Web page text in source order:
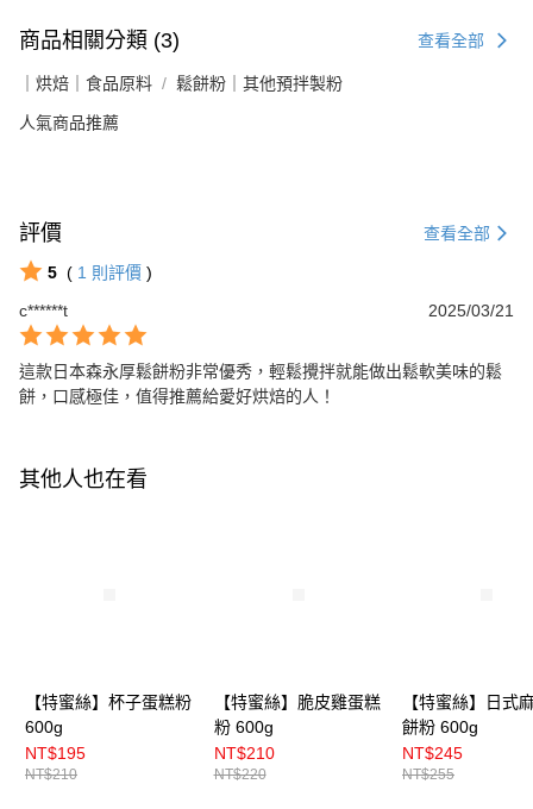
商品相關分類 (3) 查看全部
｜烘焙｜食品原料 鬆餅粉｜其他預拌製粉
人氣商品推薦
評價 查看全部
5 ( 1 則評價 )
c******t
2025/03/21
這款日本森永厚鬆餅粉非常優秀，輕鬆攪拌就能做出鬆軟美味的鬆
餅，口感極佳，值得推薦給愛好烘焙的人！
其他人也在看
【特蜜絲】杯子蛋糕粉
600g
NT$195
NT$210
【特蜜絲】脆皮雞蛋糕
粉 600g
NT$210
NT$220
【特蜜絲】日式
餅粉 600g
NT$245
NT$255